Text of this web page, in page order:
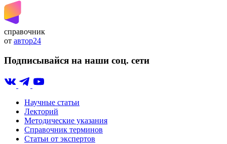
справочник
от автор24
Подписывайся на наши соц. сети
Научные статьи
Лекторий
Методические указания
Справочник терминов
Статьи от экспертов